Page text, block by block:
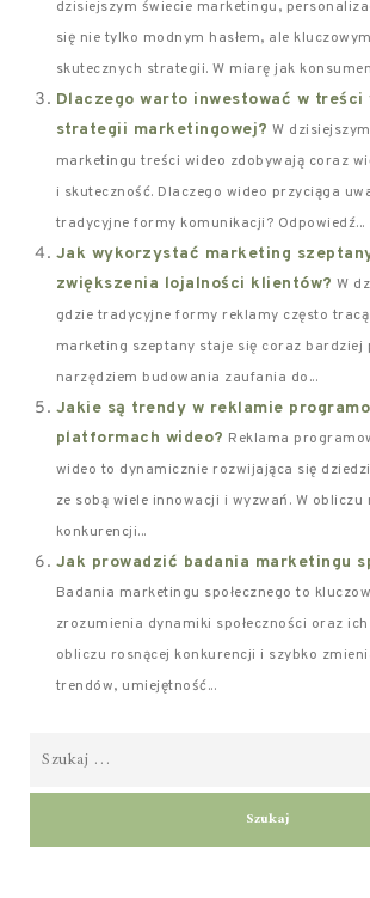
dzisiejszym świecie marketingu,
się nie tylko modnym hasłem, ale
skutecznych strategii. W miarę jak
Dlaczego warto inwestować w treści
strategii marketingowej? W
marketingu treści wideo zdobywają coraz
i skuteczność. Dlaczego wideo przyciąga
tradycyjne formy komunikacji? Odpowiedź...
Jak wykorzystać marketing
zwiększenia lojalności klientów? W
gdzie tradycyjne formy reklamy często
marketing szeptany staje się coraz bardziej
narzędziem budowania zaufania do...
Jakie są trendy w reklamie
platformach wideo? Reklama
wideo to dynamicznie rozwijająca się
ze sobą wiele innowacji i wyzwań. W obliczu
konkurencji...
Jak prowadzić badania marketingu
Badania marketingu społecznego to
zrozumienia dynamiki społeczności oraz
obliczu rosnącej konkurencji i szybko
trendów, umiejętność...